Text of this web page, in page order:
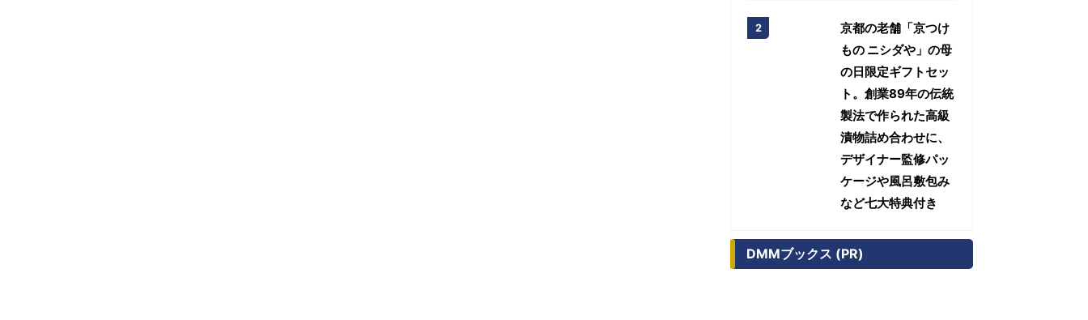
京都の老舗「京つけ
もの ニシダや」の母
の日限定ギフトセッ
ト。創業89年の伝統
製法で作られた高級
漬物詰め合わせに、
デザイナー監修パッ
ケージや風呂敷包み
など七大特典付き
DMMブックス (PR)